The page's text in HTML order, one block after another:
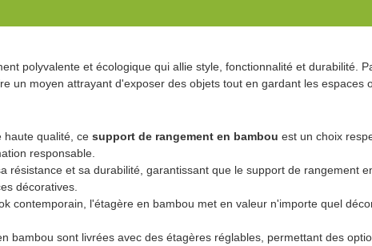
polyvalente et écologique qui allie style, fonctionnalité et durabilité.
un moyen attrayant d'exposer des objets tout en gardant les espaces
haute qualité, ce support de rangement en bambou est un choix
responsable.
résistance et sa durabilité, garantissant que le support de rangement
décoratives.
contemporain, l'étagère en bambou met en valeur n'importe quel
bambou sont livrées avec des étagères réglables, permettant des